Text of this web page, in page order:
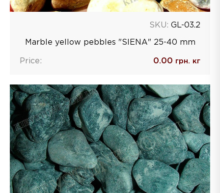
SKU: GL-03.2
Marble yellow pebbles "SIENA" 25-40 mm
Price: 0.00 грн. кг